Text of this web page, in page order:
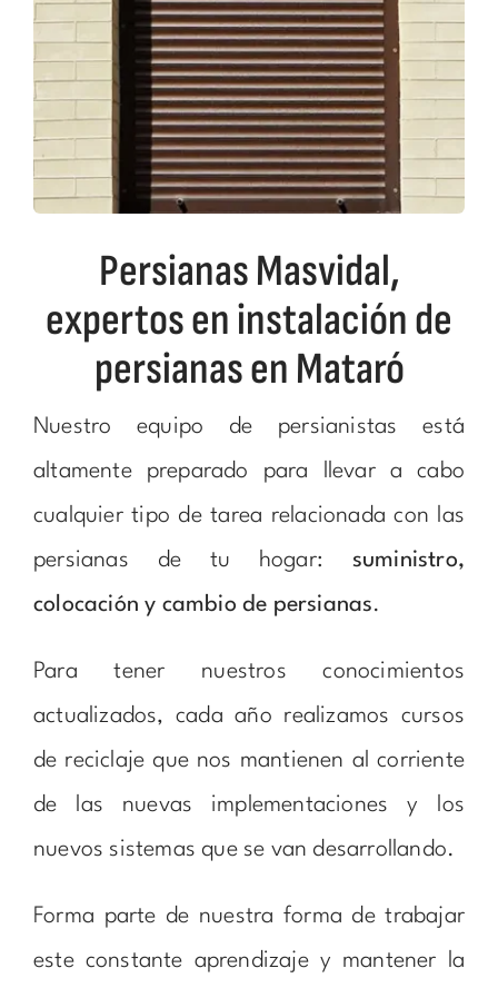
Persianas Masvidal,
expertos en instalación de
persianas en Mataró
Nuestro equipo de persianistas está
altamente preparado para llevar a cabo
cualquier tipo de tarea relacionada con las
persianas de tu hogar: suministro,
colocación y cambio de persianas.
Para tener nuestros conocimientos
actualizados, cada año realizamos cursos
de reciclaje que nos mantienen al corriente
de las nuevas implementaciones y los
nuevos sistemas que se van desarrollando.
Forma parte de nuestra forma de trabajar
este constante aprendizaje y mantener la